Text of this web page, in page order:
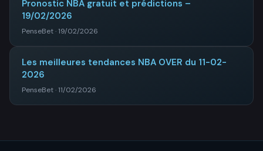
Pronostic NBA gratuit et prédictions –
19/02/2026
PenseBet · 19/02/2026
Les meilleures tendances NBA OVER du 11-02-
2026
PenseBet · 11/02/2026